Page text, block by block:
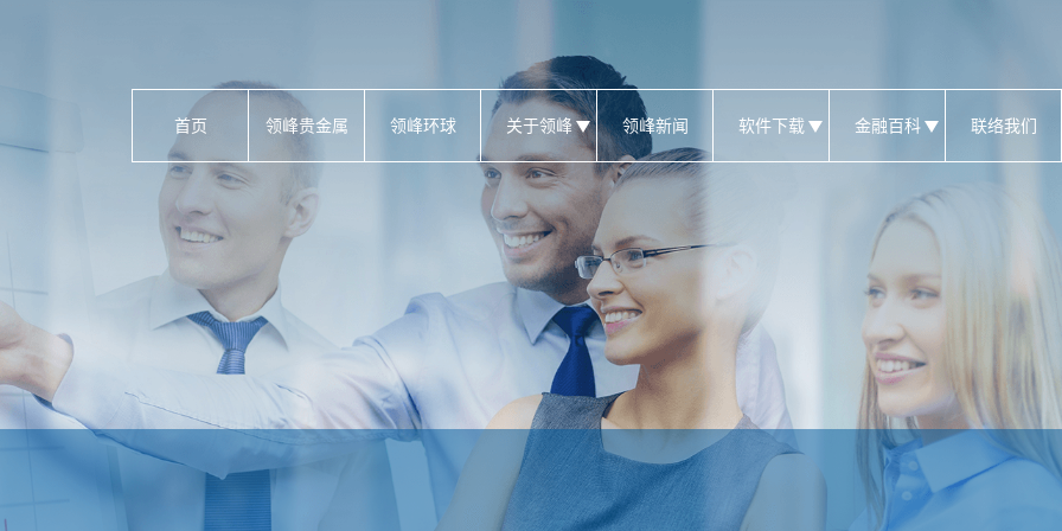
首页 领峰贵金属 领峰环球 关于领峰 领峰新闻 软件下载 金融百科 联络我们